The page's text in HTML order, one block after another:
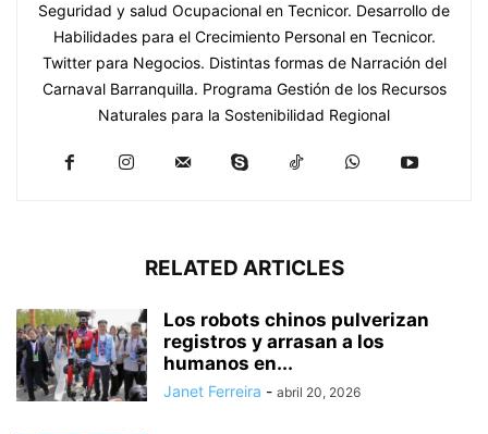
Seguridad y salud Ocupacional en Tecnicor. Desarrollo de
Habilidades para el Crecimiento Personal en Tecnicor.
Twitter para Negocios. Distintas formas de Narración del
Carnaval Barranquilla. Programa Gestión de los Recursos
Naturales para la Sostenibilidad Regional
RELATED ARTICLES
Los robots chinos pulverizan
registros y arrasan a los
humanos en...
Janet Ferreira - abril 20, 2026